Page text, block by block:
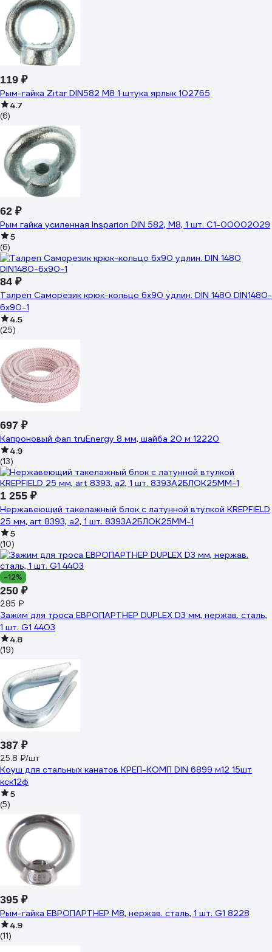
119 ₽
Рым-гайка Zitar DIN582 М8 1 штука ярлык 102765
4.7
(6)
62 ₽
Рым гайка усиленная Insparion DIN 582, М8, 1 шт. С1-00002029
5
(6)
84 ₽
Талреп Саморезик крюк-кольцо 6х90 удлин. DIN 1480 DIN1480-
6х90-1
4.5
(25)
697 ₽
Капроновый фал truEnergy 8 мм, шайба 20 м 12220
4.9
(13)
1 255 ₽
Нержавеющий такелажный блок с латунной втулкой KREPFIELD
25 мм, art 8393, а2, 1 шт. 8393А2БЛОК25ММ-1
5
(10)
-12%
250 ₽
285 ₽
Зажим для троса ЕВРОПАРТНЕР DUPLEX D3 мм, нержав. сталь,
1 шт. G1 4403
4.8
(19)
387 ₽
25.8 ₽/шт
Коуш для стальных канатов КРЕП-КОМП DIN 6899 м12 15шт
кск12ф
5
(5)
395 ₽
Рым-гайка ЕВРОПАРТНЕР M8, нержав. сталь, 1 шт. G1 8228
4.9
(11)